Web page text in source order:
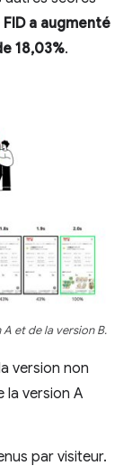
FID a augmenté
18,03%.
et de la version B.
version non
la version A
par visiteur.